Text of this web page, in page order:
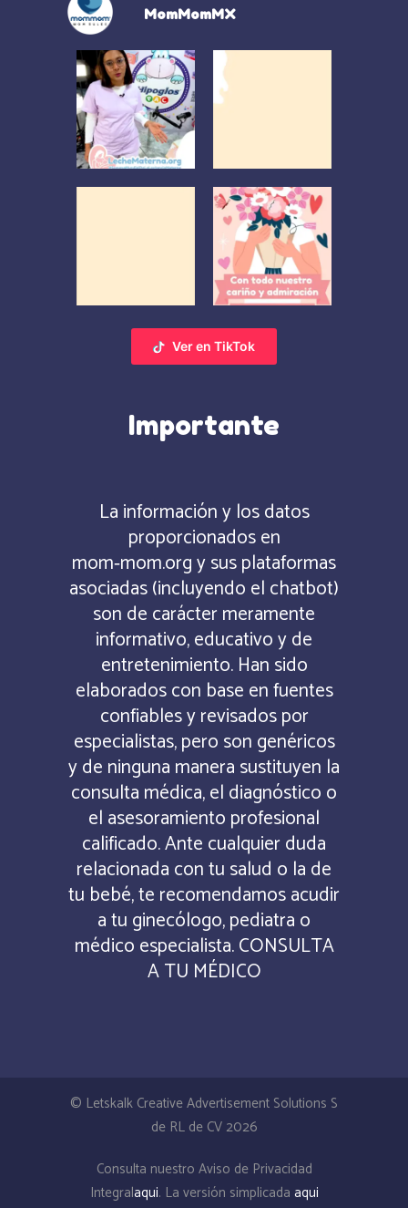
MomMomMX
Ver en TikTok
Importante
La información y los datos
proporcionados en
mom‑mom.org y sus plataformas
asociadas (incluyendo el chatbot)
son de carácter meramente
informativo, educativo y de
entretenimiento. Han sido
elaborados con base en fuentes
confiables y revisados por
especialistas, pero son genéricos
y de ninguna manera sustituyen la
consulta médica, el diagnóstico o
el asesoramiento profesional
calificado. Ante cualquier duda
relacionada con tu salud o la de
tu bebé, te recomendamos acudir
a tu ginecólogo, pediatra o
médico especialista. CONSULTA
A TU MÉDICO
© Letskalk Creative Advertisement Solutions S
de RL de CV 2026
Consulta nuestro Aviso de Privacidad
Integralaqui. La versión simplicada aqui